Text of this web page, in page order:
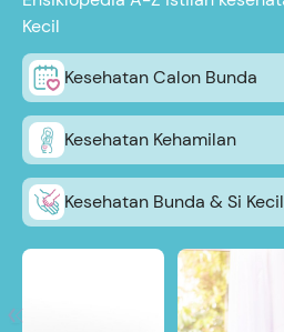
Kecil
Kesehatan Calon Bunda
Kesehatan Kehamilan
Kesehatan Bunda & Si Kecil